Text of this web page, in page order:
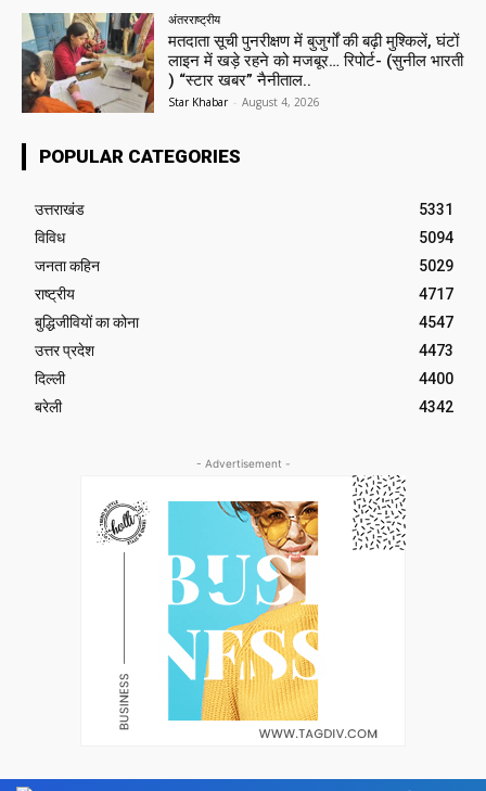
अंतरराष्ट्रीय
मतदाता सूची पुनरीक्षण में बुजुर्गों की बढ़ी मुश्किलें, घंटों
लाइन में खड़े रहने को मजबूर… रिपोर्ट- (सुनील भारती
) “स्टार खबर” नैनीताल..
Star Khabar - August 4, 2026
POPULAR CATEGORIES
उत्तराखंड
5331
विविध
5094
जनता कहिन
5029
राष्ट्रीय
4717
बुद्धिजीवियों का कोना
4547
उत्तर प्रदेश
4473
दिल्ली
4400
बरेली
4342
- Advertisement -